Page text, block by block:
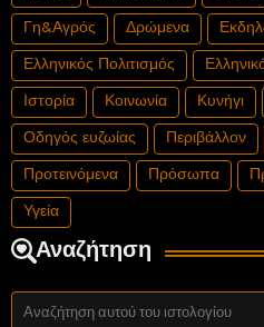
Γη&Αγρός Δρώμενα
Ελληνικός Πολιτισμός
Ιστορία Κοινωνία Κυνήγι
Οδηγός ευζωίας Περιβάλλον
Προτεινόμενα Πρόσωπα
Υγεία
Αναζήτηση